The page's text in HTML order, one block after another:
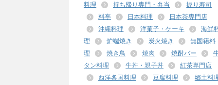
料理
持ち帰り専門・弁当
握り寿司
料亭
日本料理
日本茶専門店
沖縄料理
洋菓子・ケーキ
海鮮
理
炉端焼き 炭火焼き
無国籍料
理
焼き鳥 焼肉 焼酎バー
タン料理
牛丼・親子丼
紅茶専門店
西洋各国料理
豆腐料理
郷土料